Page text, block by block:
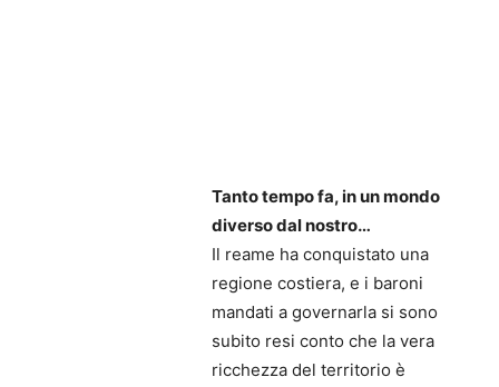
Tanto tempo fa, in un mondo
diverso dal nostro…
Il reame ha conquistato una
regione costiera, e i baroni
mandati a governarla si sono
subito resi conto che la vera
ricchezza del territorio è